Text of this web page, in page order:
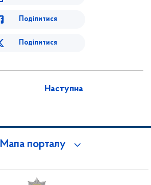
Поділитися
Поділитися
Наступна
Мапа порталу